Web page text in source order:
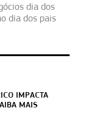
dia dos
dia dos pais
IMPACTA
MAIS